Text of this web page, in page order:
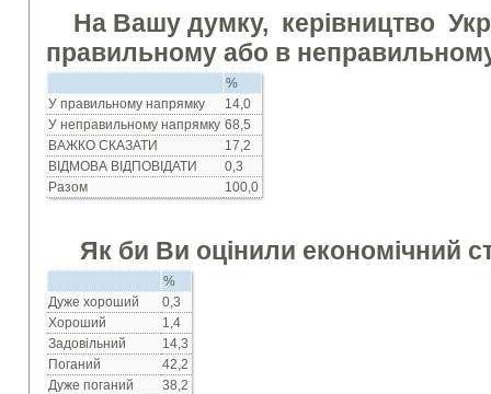
На Вашу думку, керiвництво
правильному або в
%
У правильному напрямку
14,0
У неправильному напрямку 68,5
ВАЖКО СКАЗАТИ
17,2
ВIДМОВА ВIДПОВIДАТИ
0,3
Разом
100,0
Як би Ви оцiнили економiчний
%
Дуже хороший
0,3
Хороший
1,4
Задовiльний
14,3
Поганий
42,2
Дуже поганий
38,2